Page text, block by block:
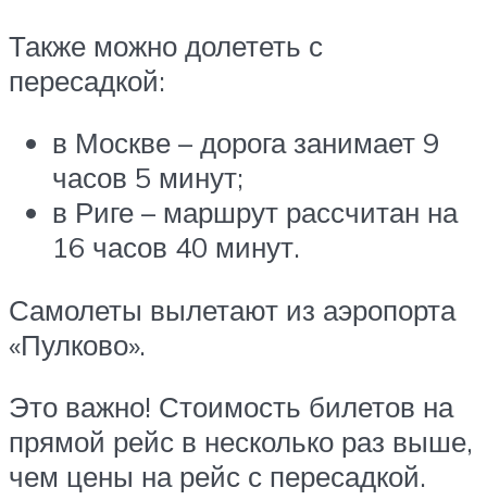
Также можно долететь с
пересадкой:
в Москве – дорога занимает 9
часов 5 минут;
в Риге – маршрут рассчитан на
16 часов 40 минут.
Самолеты вылетают из аэропорта
«Пулково».
Это важно! Стоимость билетов на
прямой рейс в несколько раз выше,
чем цены на рейс с пересадкой.